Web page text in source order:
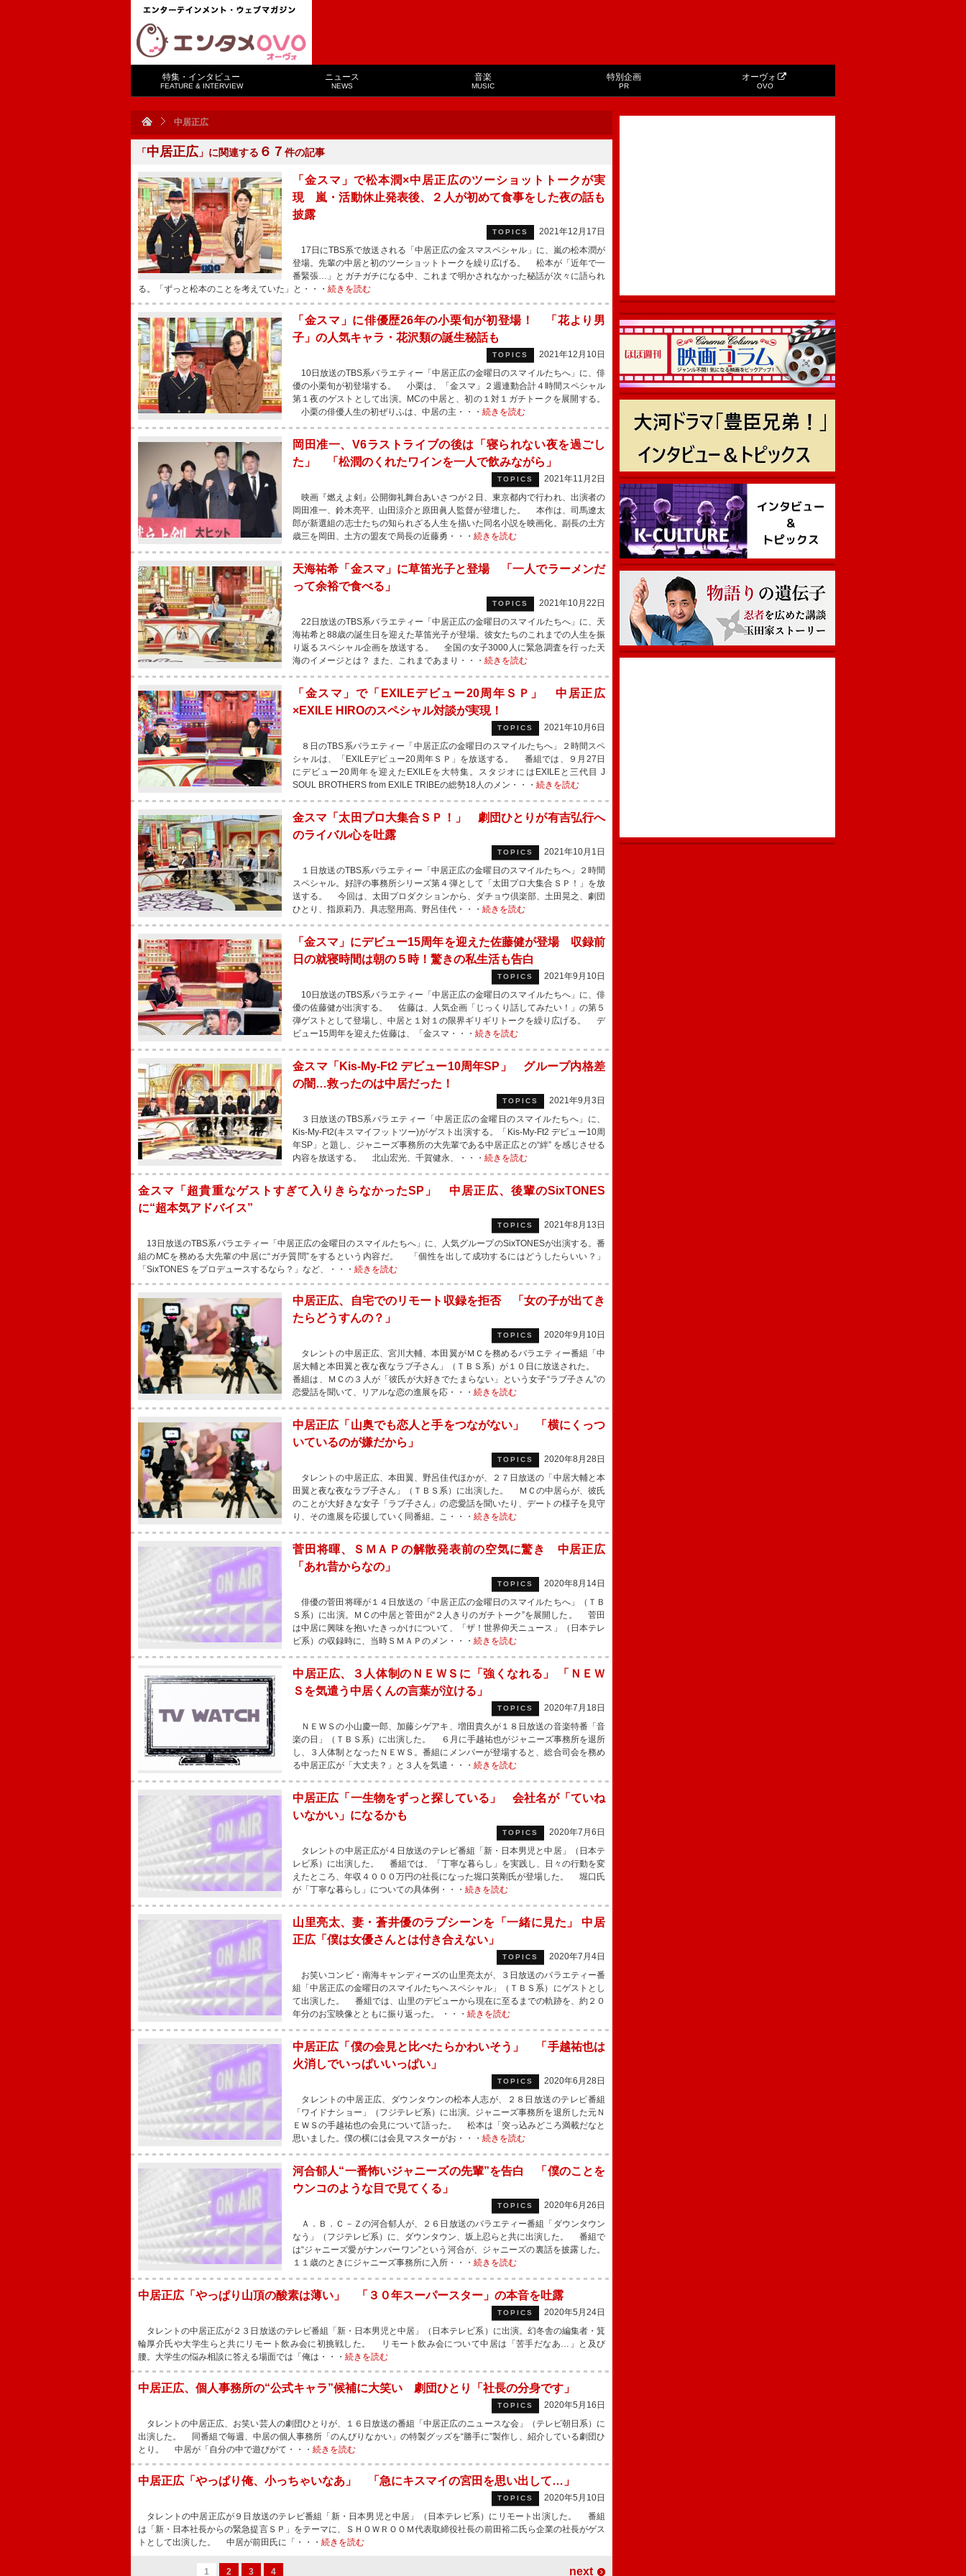
特集・インタビュー
FEATURE & INTERVIEW
ニュース
NEWS
音楽
MUSIC
特別企画
PR
オーヴォ
OVO
中居正広
「中居正広 」に関連する ６７ 件の記事
「金スマ」で松本潤×中居正広のツーショットトークが実
現 嵐・活動休止発表後、２人が初めて食事をした夜の話も
披露
TOPICS
2021年12月17日
17日にTBS系で放送される「中居正広の金スマスペシャル」に、嵐の松本潤が
登場。先輩の中居と初のツーショットトークを繰り広げる。 松本が「近年で一
番緊張…」とガチガチになる中、これまで明かされなかった秘話が次々に語られ
る。「ずっと松本のことを考えていた」と・・・ 続きを読む
「金スマ」に俳優歴26年の小栗旬が初登場！ 「花より男
子」の人気キャラ・花沢類の誕生秘話も
TOPICS
2021年12月10日
10日放送のTBS系バラエティー「中居正広の金曜日のスマイルたちへ」に、俳
優の小栗旬が初登場する。 小栗は、「金スマ」２週連動合計４時間スペシャル
第１夜のゲストとして出演。MCの中居と、初の１対１ガチトークを展開する。
小栗の俳優人生の初ぜりふは、中居の主・・・ 続きを読む
岡田准一、V6ラストライブの後は「寝られない夜を過ごし
た」 「松潤のくれたワインを一人で飲みながら」
TOPICS
2021年11月2日
映画『燃えよ剣』公開御礼舞台あいさつが２日、東京都内で行われ、出演者の
岡田准一、鈴木亮平、山田涼介と原田眞人監督が登壇した。 本作は、司馬遼太
郎が新選組の志士たちの知られざる人生を描いた同名小説を映画化。副長の土方
歳三を岡田、土方の盟友で局長の近藤勇・・・ 続きを読む
天海祐希「金スマ」に草笛光子と登場 「一人でラーメンだ
って余裕で食べる」
TOPICS
2021年10月22日
22日放送のTBS系バラエティー「中居正広の金曜日のスマイルたちへ」に、天
海祐希と88歳の誕生日を迎えた草笛光子が登場。彼女たちのこれまでの人生を振
り返るスペシャル企画を放送する。 全国の女子3000人に緊急調査を行った天
海のイメージとは？ また、これまであまり・・・ 続きを読む
「金スマ」で「EXILEデビュー20周年ＳＰ」 中居正広
×EXILE HIROのスペシャル対談が実現！
TOPICS
2021年10月6日
８日のTBS系バラエティー「中居正広の金曜日のスマイルたちへ」２時間スペ
シャルは、「EXILEデビュー20周年ＳＰ」を放送する。 番組では、９月27日
にデビュー20周年を迎えたEXILEを大特集。スタジオにはEXILEと三代目 J
SOUL BROTHERS from EXILE TRIBEの総勢18人のメン・・・ 続きを読む
金スマ「太田プロ大集合ＳＰ！」 劇団ひとりが有吉弘行へ
のライバル心を吐露
TOPICS
2021年10月1日
１日放送のTBS系バラエティー「中居正広の金曜日のスマイルたちへ」２時間
スペシャル。好評の事務所シリーズ第４弾として「太田プロ大集合ＳＰ！」を放
送する。 今回は、太田プロダクションから、ダチョウ倶楽部、土田晃之、劇団
ひとり、指原莉乃、具志堅用高、野呂佳代・・・ 続きを読む
「金スマ」にデビュー15周年を迎えた佐藤健が登場 収録前
日の就寝時間は朝の５時！驚きの私生活も告白
TOPICS
2021年9月10日
10日放送のTBS系バラエティー「中居正広の金曜日のスマイルたちへ」に、俳
優の佐藤健が出演する。 佐藤は、人気企画「じっくり話してみたい！」の第５
弾ゲストとして登場し、中居と１対１の限界ギリギリトークを繰り広げる。 デ
ビュー15周年を迎えた佐藤は、「金スマ・・・ 続きを読む
金スマ「Kis-My-Ft2 デビュー10周年SP」 グループ内格差
の闇…救ったのは中居だった！
TOPICS
2021年9月3日
３日放送のTBS系バラエティー「中居正広の金曜日のスマイルたちへ」に、
Kis-My-Ft2(キスマイフットツー)がゲスト出演する。「Kis-My-Ft2 デビュー10周
年SP」と題し、ジャニーズ事務所の大先輩である中居正広との“絆” を感じさせる
内容を放送する。 北山宏光、千賀健永、・・・ 続きを読む
金スマ「超貴重なゲストすぎて入りきらなかったSP」 中居正広、後輩のSixTONES
に“超本気アドバイス”
TOPICS
2021年8月13日
13日放送のTBS系バラエティー「中居正広の金曜日のスマイルたちへ」に、人気グループのSixTONESが出演する。番
組のMCを務める大先輩の中居に“ガチ質問”をするという内容だ。 「個性を出して成功するにはどうしたらいい？」
「SixTONES をプロデュースするなら？」など、・・・ 続きを読む
中居正広、自宅でのリモート収録を拒否 「女の子が出てき
たらどうすんの？」
TOPICS
2020年9月10日
タレントの中居正広、宮川大輔、本田翼がＭＣを務めるバラエティー番組「中
居大輔と本田翼と夜な夜なラブ子さん」（ＴＢＳ系）が１０日に放送された。
番組は、ＭＣの３人が「彼氏が大好きでたまらない」という女子“ラブ子さん”の
恋愛話を聞いて、リアルな恋の進展を応・・・ 続きを読む
中居正広「山奥でも恋人と手をつながない」 「横にくっつ
いているのが嫌だから」
TOPICS
2020年8月28日
タレントの中居正広、本田翼、野呂佳代ほかが、２７日放送の「中居大輔と本
田翼と夜な夜なラブ子さん」（ＴＢＳ系）に出演した。 ＭＣの中居らが、彼氏
のことが大好きな女子「ラブ子さん」の恋愛話を聞いたり、デートの様子を見守
り、その進展を応援していく同番組。こ・・・ 続きを読む
菅田将暉、ＳＭＡＰの解散発表前の空気に驚き 中居正広
「あれ昔からなの」
TOPICS
2020年8月14日
俳優の菅田将暉が１４日放送の「中居正広の金曜日のスマイルたちへ」（ＴＢ
Ｓ系）に出演。ＭＣの中居と菅田が“２人きりのガチトーク”を展開した。 菅田
は中居に興味を抱いたきっかけについて、「ザ！世界仰天ニュース」（日本テレ
ビ系）の収録時に、当時ＳＭＡＰのメン・・・ 続きを読む
中居正広、３人体制のＮＥＷＳに「強くなれる」 「ＮＥＷ
Ｓを気遣う中居くんの言葉が泣ける」
TOPICS
2020年7月18日
ＮＥＷＳの小山慶一郎、加藤シゲアキ、増田貴久が１８日放送の音楽特番「音
楽の日」（ＴＢＳ系）に出演した。 ６月に手越祐也がジャニーズ事務所を退所
し、３人体制となったＮＥＷＳ。番組にメンバーが登場すると、総合司会を務め
る中居正広が「大丈夫？」と３人を気遣・・・ 続きを読む
中居正広「一生物をずっと探している」 会社名が「ていね
いなかい」になるかも
TOPICS
2020年7月6日
タレントの中居正広が４日放送のテレビ番組「新・日本男児と中居」（日本テ
レビ系）に出演した。 番組では、「丁寧な暮らし」を実践し、日々の行動を変
えたところ、年収４０００万円の社長になった堀口英剛氏が登場した。 堀口氏
が「丁寧な暮らし」についての具体例・・・ 続きを読む
山里亮太、妻・蒼井優のラブシーンを「一緒に見た」 中居
正広「僕は女優さんとは付き合えない」
TOPICS
2020年7月4日
お笑いコンビ・南海キャンディーズの山里亮太が、３日放送のバラエティー番
組「中居正広の金曜日のスマイルたちへスペシャル」（ＴＢＳ系）にゲストとし
て出演した。 番組では、山里のデビューから現在に至るまでの軌跡を、約２０
年分のお宝映像とともに振り返った。 ・・・ 続きを読む
中居正広「僕の会見と比べたらかわいそう」 「手越祐也は
火消しでいっぱいいっぱい」
TOPICS
2020年6月28日
タレントの中居正広、ダウンタウンの松本人志が、２８日放送のテレビ番組
「ワイドナショー」（フジテレビ系）に出演。ジャニーズ事務所を退所した元Ｎ
ＥＷＳの手越祐也の会見について語った。 松本は「突っ込みどころ満載だなと
思いました。僕の横には会見マスターがお・・・ 続きを読む
河合郁人“一番怖いジャニーズの先輩”を告白 「僕のことを
ウンコのような目で見てくる」
TOPICS
2020年6月26日
Ａ．Ｂ．Ｃ－Ｚの河合郁人が、２６日放送のバラエティー番組「ダウンタウン
なう」（フジテレビ系）に、ダウンタウン、坂上忍らと共に出演した。 番組で
は“ジャニーズ愛がナンバーワン”という河合が、ジャニーズの裏話を披露した。
１１歳のときにジャニーズ事務所に入所・・・ 続きを読む
中居正広「やっぱり山頂の酸素は薄い」 「３０年スーパースター」の本音を吐露
TOPICS
2020年5月24日
タレントの中居正広が２３日放送のテレビ番組「新・日本男児と中居」（日本テレビ系）に出演。幻冬舎の編集者・箕
輪厚介氏や大学生らと共にリモート飲み会に初挑戦した。 リモート飲み会について中居は「苦手だなあ…」と及び
腰。大学生の悩み相談に答える場面では「俺は・・・ 続きを読む
中居正広、個人事務所の“公式キャラ”候補に大笑い 劇団ひとり「社長の分身です」
TOPICS
2020年5月16日
タレントの中居正広、お笑い芸人の劇団ひとりが、１６日放送の番組「中居正広のニュースな会」（テレビ朝日系）に
出演した。 同番組で毎週、中居の個人事務所「のんびりなかい」の特製グッズを“勝手に”製作し、紹介している劇団ひ
とり。 中居が「自分の中で遊びがて・・・ 続きを読む
中居正広「やっぱり俺、小っちゃいなあ」 「急にキスマイの宮田を思い出して…」
TOPICS
2020年5月10日
タレントの中居正広が９日放送のテレビ番組「新・日本男児と中居」（日本テレビ系）にリモート出演した。 番組
は「新・日本社長からの緊急提言ＳＰ」をテーマに、ＳＨＯＷＲＯＯＭ代表取締役社長の前田裕二氏ら企業の社長がゲス
トとして出演した。 中居が前田氏に「・・・ 続きを読む
1 2 3 4 next